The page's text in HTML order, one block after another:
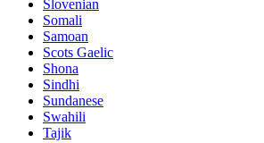
Slovenian
Somali
Samoan
Scots Gaelic
Shona
Sindhi
Sundanese
Swahili
Tajik